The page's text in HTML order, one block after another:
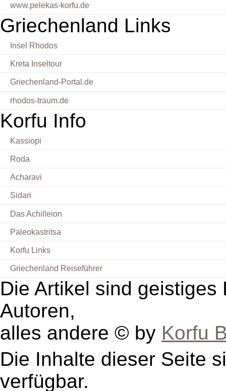
www.pelekas-korfu.de
Griechenland Links
Insel Rhodos
Kreta Inseltour
Griechenland-Portal.de
rhodos-traum.de
Korfu Info
Kassiopi
Roda
Acharavi
Sidari
Das Achilleion
Paleokastritsa
Korfu Links
Griechenland Reiseführer
Die Artikel sind
Autoren,
alles andere © by Korfu
Die Inhalte dieser Seite
verfügbar.